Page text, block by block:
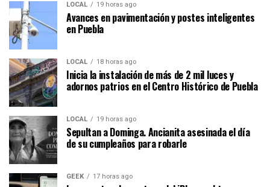
LOCAL 19 horas ago
Avances en pavimentación y postes inteligentes
en Puebla
LOCAL 18 horas ago
Inicia la instalación de más de 2 mil luces y
adornos patrios en el Centro Histórico de Puebla
LOCAL 19 horas ago
Sepultan a Dominga. Ancianita asesinada el día
de su cumpleaños para robarle
GEEK 17 horas ago